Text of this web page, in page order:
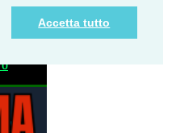
Accetta tutto